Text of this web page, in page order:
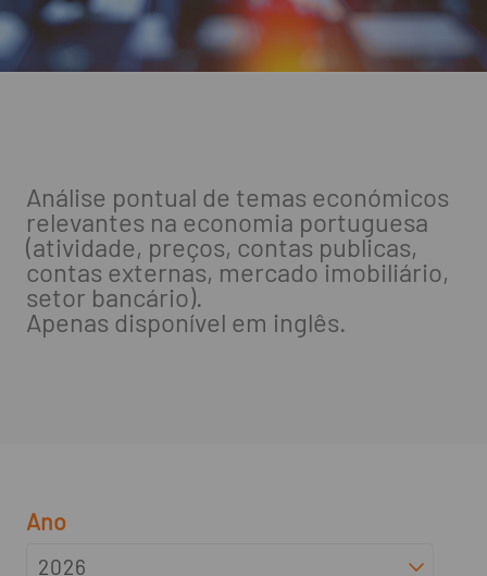
Análise pontual de temas económicos
relevantes na economia portuguesa
(atividade, preços, contas publicas,
contas externas, mercado imobiliário,
setor bancário).
Apenas disponível em inglês.
Ano